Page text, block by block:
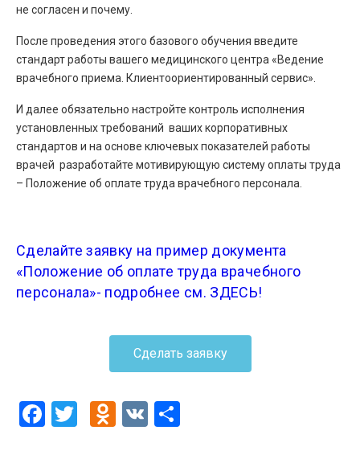
не согласен и почему.
После проведения этого базового обучения введите
стандарт работы вашего медицинского центра «Ведение
врачебного приема. Клиентоориентированный сервис».
И далее обязательно настройте контроль исполнения
установленных требований ваших корпоративных
стандартов и на основе ключевых показателей работы
врачей разработайте мотивирующую систему оплаты труда
– Положение об оплате труда врачебного персонала.
Сделайте заявку на пример документа
«Положение об оплате труда врачебного
персонала»- подробнее см. ЗДЕСЬ!
Сделать заявку
Facebook
TwitterOdnoklassniki
VK